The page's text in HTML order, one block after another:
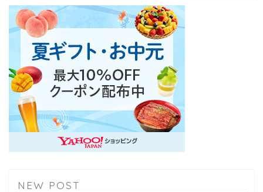
NEW POST